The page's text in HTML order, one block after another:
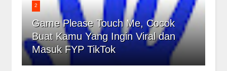
2
Game Please Touch Me, Cocok
Buat Kamu Yang Ingin Viral dan
Masuk FYP TikTok